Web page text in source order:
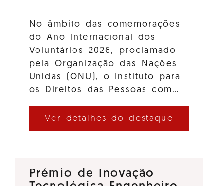
No âmbito das comemorações
do Ano Internacional dos
Voluntários 2026, proclamado
pela Organização das Nações
Unidas (ONU), o Instituto para
os Direitos das Pessoas com…
Ver detalhes do destaque
Prémio de Inovação